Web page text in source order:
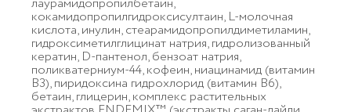
кокамидопропилгидроксисултаин, L-молочная
кислота, инулин, стеарамидопропилдиметиламин,
гидроксиметилглицинат натрия, гидролизованный
кератин, D-пантенол, бензоат натрия,
поликватерниум-44, кофеин, ниацинамид (витамин
В3), пиридоксина гидрохлорид (витамин В6),
бетаин, глицерин, комплекс растительных